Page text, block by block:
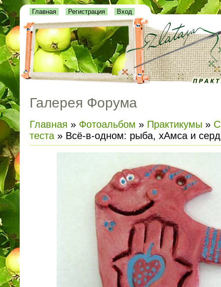
Главная Регистрация Вход
Галерея Форума
Главная » Фотоальбом » Практикумы »
теста » Всё-в-одном: рыба, хАмса и